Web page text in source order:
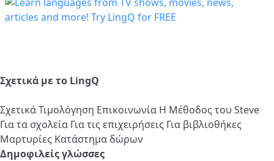
Σχετικά με το LingQ
ΣχετικάΤιμολόγηση Επικοινωνία Η Μέθοδος του Steve
Για τα σχολεία Για τις επιχειρήσεις Για βιβλιοθήκες
Μαρτυρίες Κατάστημα δώρων
Δημοφιλείς γλώσσες